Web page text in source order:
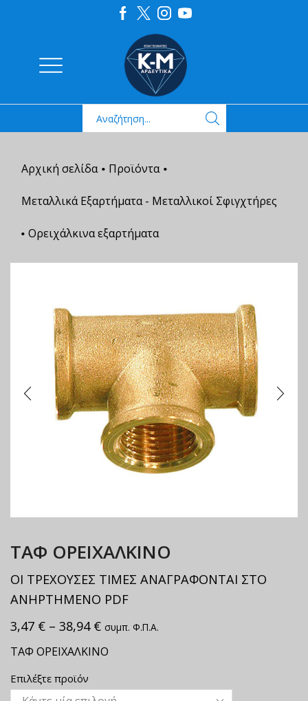
Αρχική σελίδα • Προϊόντα •
Μεταλλικά Εξαρτήματα - Μεταλλικοί Σφιγχτήρες
• Ορειχάλκινα εξαρτήματα
ΤΑΦ ΟΡΕΙΧΑΛΚΙΝΟ
ΟΙ ΤΡΕΧΟΥΣΕΣ ΤΙΜΕΣ ΑΝΑΓΡΑΦΟΝΤΑΙ ΣΤΟ
ΑΝΗΡΤΗΜΕΝΟ PDF
3,47 € – 38,94 € συμπ. Φ.Π.Α.
ΤΑΦ ΟΡΕΙΧΑΛΚΙΝΟ
Επιλέξτε προϊόν